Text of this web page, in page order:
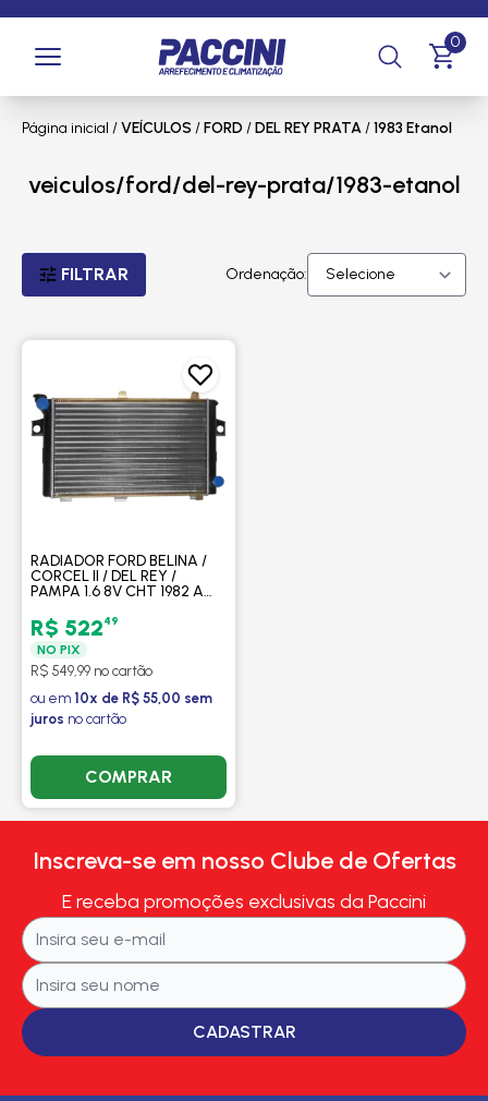
0
Página inicial /VEÍCULOS /FORD /DEL REY PRATA/1983 Etanol
veiculos/ford/del-rey-prata/1983-etanol
FILTRAR Ordenação:
RADIADOR FORD BELINA /
CORCEL II / DEL REY /
PAMPA 1.6 8V CHT 1982 A
R$ 52249
NO PIX
R$ 549,99 no cartão
ou em 10x de R$ 55,00 sem
juros no cartão
COMPRAR
Inscreva-se em nosso Clube de Ofertas
E receba promoções exclusivas da Paccini
CADASTRAR